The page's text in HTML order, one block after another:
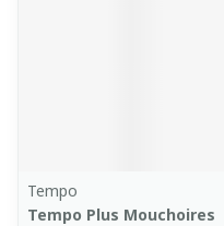
Tempo
Tempo Plus Mouchoires